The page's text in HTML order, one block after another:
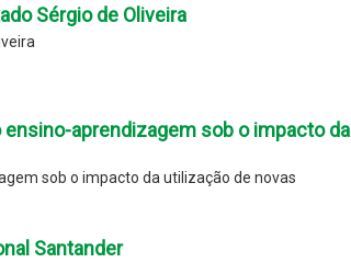
Sérgio de Oliveira
ensino-aprendizagem sob o impacto da
sob o impacto da utilização de novas
Santander